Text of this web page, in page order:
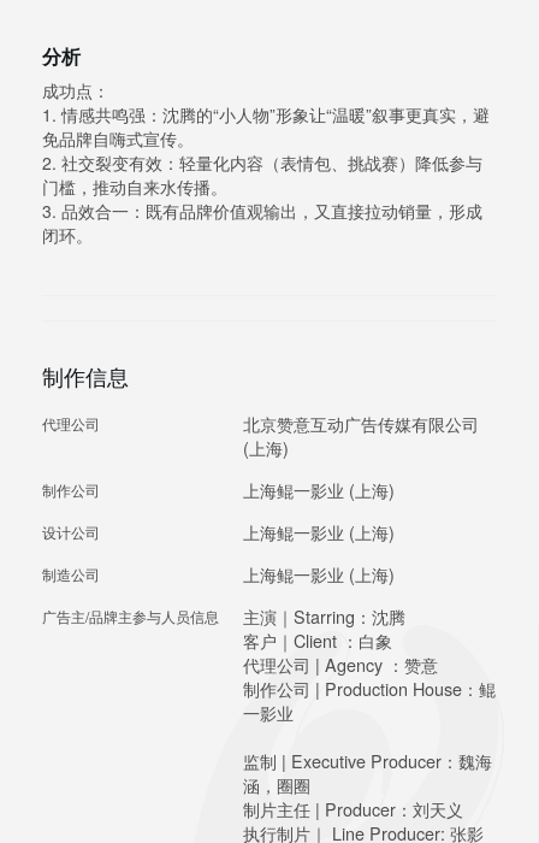
分析
成功点：
1. 情感共鸣强：沈腾的“小人物”形象让“温暖”叙事更真实，避
免品牌自嗨式宣传。
2. 社交裂变有效：轻量化内容（表情包、挑战赛）降低参与
门槛，推动自来水传播。
3. 品效合一：既有品牌价值观输出，又直接拉动销量，形成
闭环。
制作信息
代理公司
北京赞意互动广告传媒有限公司
(上海)
制作公司 上海鲲一影业 (上海)
设计公司 上海鲲一影业 (上海)
制造公司 上海鲲一影业 (上海)
广告主/品牌主参与人员信息
主演｜Starring：沈腾
客户｜Client ：白象
代理公司 | Agency ：赞意
制作公司 | Production House：鲲
一影业
监制 | Executive Producer：魏海
涵，圈圈
制片主任 | Producer：刘天义
执行制片｜ Line Producer: 张影